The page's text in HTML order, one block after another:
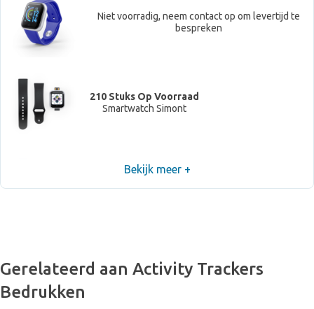
Niet voorradig, neem contact op om levertijd te
bespreken
210 Stuks Op Voorraad
Smartwatch Simont
Niet voorradig, neem contact op om levertijd te
bespreken
Bekijk meer +
Gerelateerd aan Activity Trackers
Bedrukken